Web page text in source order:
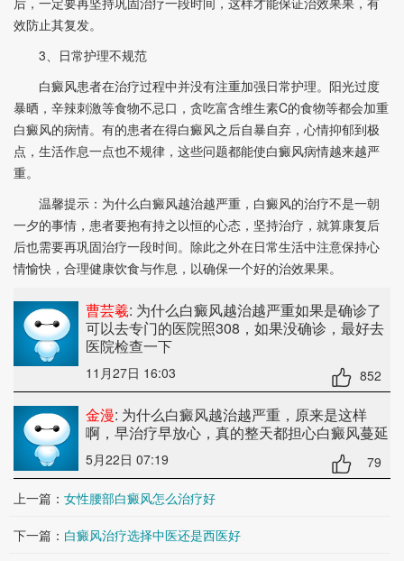
效防止其复发。
3、日常护理不规范
白癜风患者在治疗过程中并没有注重加强日常护理。阳光过度
暴晒，辛辣刺激等食物不忌口，贪吃富含维生素C的食物等都会加重
白癜风的病情。有的患者在得白癜风之后自暴自弃，心情抑郁到极
点，生活作息一点也不规律，这些问题都能使白癜风病情越来越严
重。
温馨提示：为什么白癜风越治越严重，白癜风的治疗不是一朝
一夕的事情，患者要抱有持之以恒的心态，坚持治疗，就算康复后
后也需要再巩固治疗一段时间。除此之外在日常生活中注意保持心
情愉快，合理健康饮食与作息，以确保一个好的治效果果。
曹芸羲: 为什么白癜风越治越严重如果是确诊了
可以去专门的医院照308，如果没确诊，最好去
医院检查一下
11月27日 16:03 852
金漫: 为什么白癜风越治越严重，原来是这样
啊，早治疗早放心，真的整天都担心白癜风蔓延
5月22日 07:19
79
上一篇： 女性腰部白癜风怎么治疗好
下一篇： 白癜风治疗选择中医还是西医好